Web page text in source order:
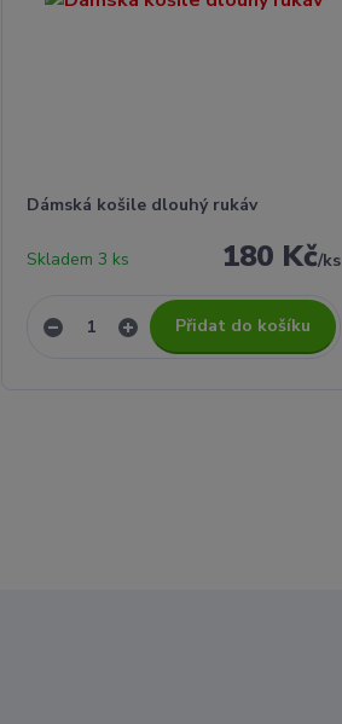
Dámská košile dlouhý rukáv
180 Kč/ks
Skladem 3 ks
Přidat do košíku